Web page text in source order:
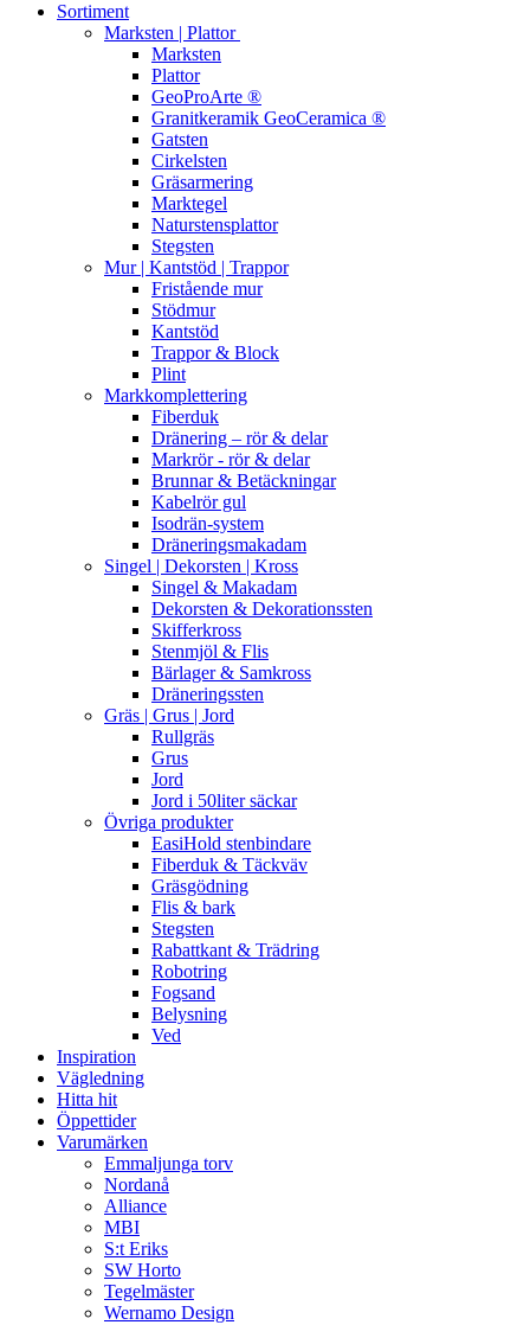
Sortiment
Marksten | Plattor
Marksten
Plattor
GeoProArte ®
Granitkeramik GeoCeramica ®
Gatsten
Cirkelsten
Gräsarmering
Marktegel
Naturstensplattor
Stegsten
Mur | Kantstöd | Trappor
Fristående mur
Stödmur
Kantstöd
Trappor & Block
Plint
Markkomplettering
Fiberduk
Dränering – rör & delar
Markrör - rör & delar
Brunnar & Betäckningar
Kabelrör gul
Isodrän-system
Dräneringsmakadam
Singel | Dekorsten | Kross
Singel & Makadam
Dekorsten & Dekorationssten
Skifferkross
Stenmjöl & Flis
Bärlager & Samkross
Dräneringssten
Gräs | Grus | Jord
Rullgräs
Grus
Jord
Jord i 50liter säckar
Övriga produkter
EasiHold stenbindare
Fiberduk & Täckväv
Gräsgödning
Flis & bark
Stegsten
Rabattkant & Trädring
Robotring
Fogsand
Belysning
Ved
Inspiration
Vägledning
Hitta hit
Öppettider
Varumärken
Emmaljunga torv
Nordanå
Alliance
MBI
S:t Eriks
SW Horto
Tegelmäster
Wernamo Design